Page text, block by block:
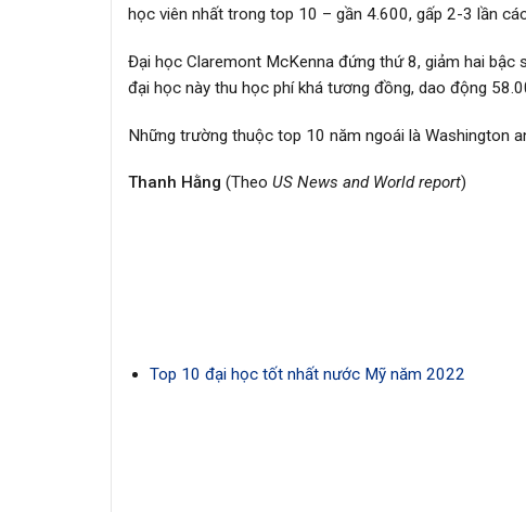
học viên nhất trong top 10 – gần 4.600, gấp 2-3 lần
Đại học Claremont McKenna đứng thứ 8, giảm hai bậc
đại học này thu học phí khá tương đồng, dao động
Những trường thuộc top 10 năm ngoái là Washington
Thanh Hằng (Theo US News and World report)
Top 10 đại học tốt nhất nước Mỹ năm 2022